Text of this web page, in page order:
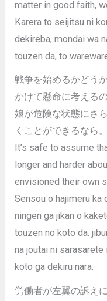
matter in good faith,
Karera to seijitsu ni
dekireba, mondai wa
touzen da, to
戦争を始めるかどう
かけて懸命に考える
娘が危険な状態にさ
くことができるなら。
It’s safe to assume
longer and harder
envisioned their own
Sensou o hajimeru ka
ningen ga jikan o
touzen no koto da.
na joutai ni
koto ga dekiru nara.
労働者が左翼の訴え